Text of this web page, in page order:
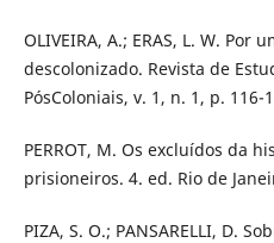
OLIVEIRA, A.; ERAS, L. W. Por
descolonizado. Revista de
PósColoniais, v. 1, n. 1, p. 116-
PERROT, M. Os excluídos da
prisioneiros. 4. ed. Rio de
PIZA, S. O.; PANSARELLI, D.